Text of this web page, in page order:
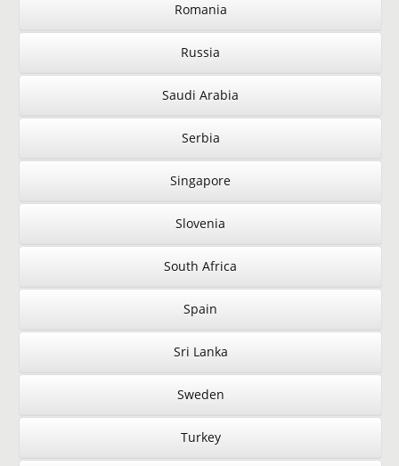
Romania
Russia
Saudi Arabia
Serbia
Singapore
Slovenia
South Africa
Spain
Sri Lanka
Sweden
Turkey